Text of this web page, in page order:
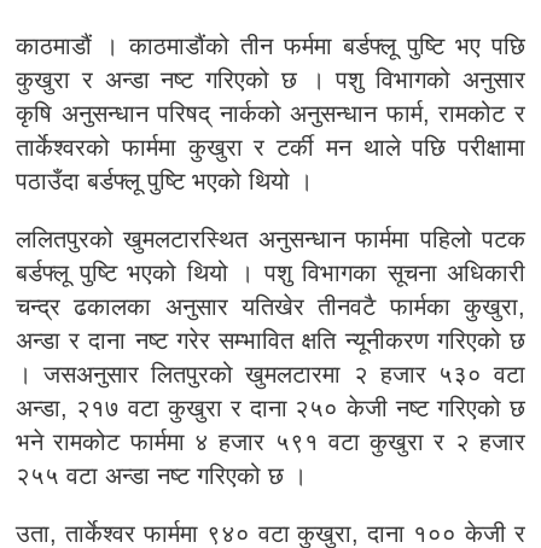
काठमाडौं । काठमाडौंको तीन फर्ममा बर्डफ्लू पुष्टि भए पछि
कुखुरा र अन्डा नष्ट गरिएको छ । पशु विभागको अनुसार
कृषि अनुसन्धान परिषद् नार्कको अनुसन्धान फार्म, रामकोट र
तार्केश्वरको फार्ममा कुखुरा र टर्की मन थाले पछि परीक्षामा
पठाउँदा बर्डफ्लू पुष्टि भएको थियो ।
ललितपुरको खुमलटारस्थित अनुसन्धान फार्ममा पहिलो पटक
बर्डफ्लू पुष्टि भएको थियो । पशु विभागका सूचना अधिकारी
चन्द्र ढकालका अनुसार यतिखेर तीनवटै फार्मका कुखुरा,
अन्डा र दाना नष्ट गरेर सम्भावित क्षति न्यूनीकरण गरिएको छ
। जसअनुसार लितपुरको खुमलटारमा २ हजार ५३० वटा
अन्डा, २१७ वटा कुखुरा र दाना २५० केजी नष्ट गरिएको छ
भने रामकोट फार्ममा ४ हजार ५९१ वटा कुखुरा र २ हजार
२५५ वटा अन्डा नष्ट गरिएको छ ।
उता, तार्केश्वर फार्ममा ९४० वटा कुखुरा, दाना १०० केजी र